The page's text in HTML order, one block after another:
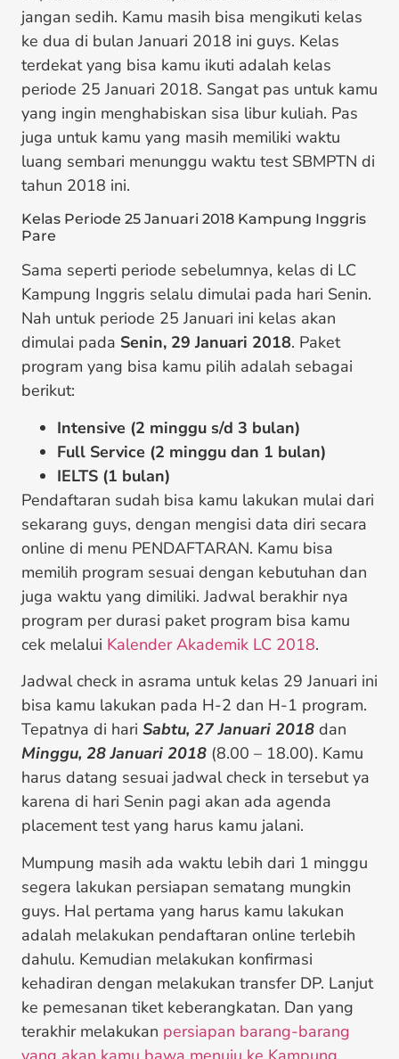
jangan sedih. Kamu masih bisa mengikuti kelas
ke dua di bulan Januari 2018 ini guys. Kelas
terdekat yang bisa kamu ikuti adalah kelas
periode 25 Januari 2018. Sangat pas untuk kamu
yang ingin menghabiskan sisa libur kuliah. Pas
juga untuk kamu yang masih memiliki waktu
luang sembari menunggu waktu test SBMPTN di
tahun 2018 ini.
Kelas Periode 25 Januari 2018 Kampung Inggris
Pare
Sama seperti periode sebelumnya, kelas di LC
Kampung Inggris selalu dimulai pada hari Senin.
Nah untuk periode 25 Januari ini kelas akan
dimulai pada Senin, 29 Januari 2018. Paket
program yang bisa kamu pilih adalah sebagai
berikut:
Intensive (2 minggu s/d 3 bulan)
Full Service (2 minggu dan 1 bulan)
IELTS (1 bulan)
Pendaftaran sudah bisa kamu lakukan mulai dari
sekarang guys, dengan mengisi data diri secara
online di menu PENDAFTARAN. Kamu bisa
memilih program sesuai dengan kebutuhan dan
juga waktu yang dimiliki. Jadwal berakhir nya
program per durasi paket program bisa kamu
cek melalui Kalender Akademik LC 2018.
Jadwal check in asrama untuk kelas 29 Januari ini
bisa kamu lakukan pada H-2 dan H-1 program.
Tepatnya di hari Sabtu, 27 Januari 2018 dan
Minggu, 28 Januari 2018 (8.00 – 18.00). Kamu
harus datang sesuai jadwal check in tersebut ya
karena di hari Senin pagi akan ada agenda
placement test yang harus kamu jalani.
Mumpung masih ada waktu lebih dari 1 minggu
segera lakukan persiapan sematang mungkin
guys. Hal pertama yang harus kamu lakukan
adalah melakukan pendaftaran online terlebih
dahulu. Kemudian melakukan konfirmasi
kehadiran dengan melakukan transfer DP. Lanjut
ke pemesanan tiket keberangkatan. Dan yang
terakhir melakukan persiapan barang-barang